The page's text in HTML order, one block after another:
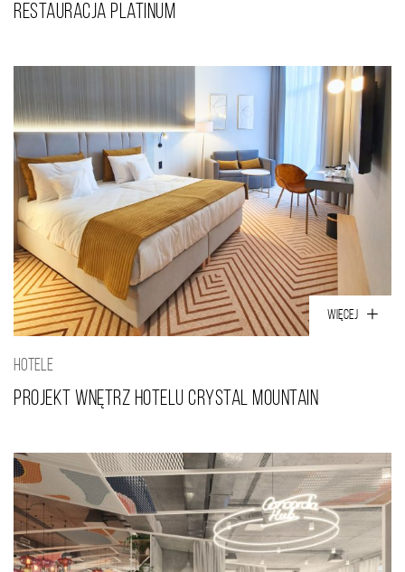
Restauracja Platinum
WIĘCEJ
HOTELE
Projekt wnętrz hotelu Crystal Mountain